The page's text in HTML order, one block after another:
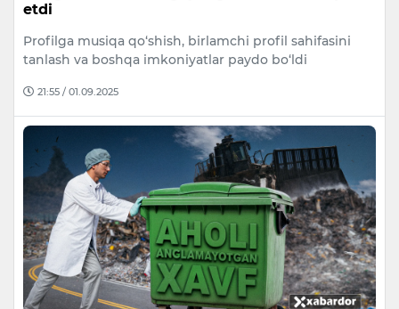
etdi
Profilga musiqa qo‘shish, birlamchi profil sahifasini
tanlash va boshqa imkoniyatlar paydo bo‘ldi
21:55 / 01.09.2025